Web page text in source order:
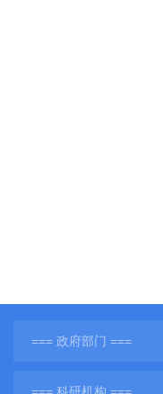
2026年
=== 政府部门 ===